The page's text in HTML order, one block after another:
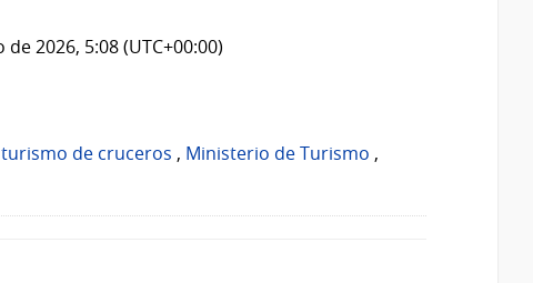
2026, 5:08 (UTC+00:00)
de cruceros , Ministerio de Turismo ,